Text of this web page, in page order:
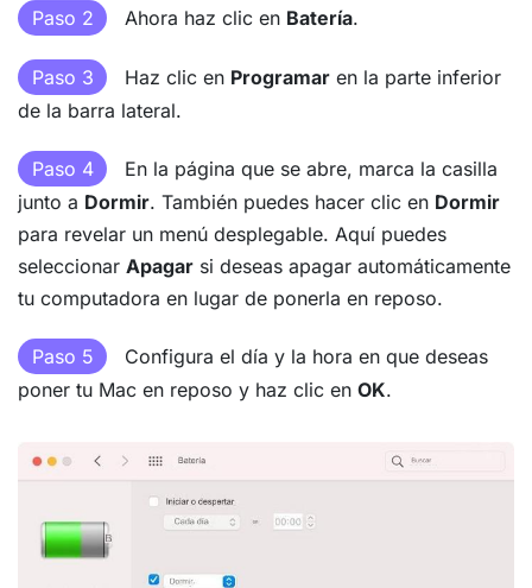
Paso 2 Ahora haz clic en Batería.
Paso 3 Haz clic en Programar en la parte inferior
de la barra lateral.
Paso 4
En la página que se abre, marca la casilla
junto a Dormir. También puedes hacer clic en Dormir
para revelar un menú desplegable. Aquí puedes
seleccionar Apagar si deseas apagar automáticamente
tu computadora en lugar de ponerla en reposo.
Paso 5
Configura el día y la hora en que deseas
poner tu Mac en reposo y haz clic en OK.